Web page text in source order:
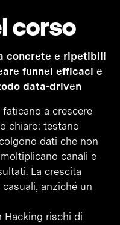
corso
concrete e ripetibili
funnel efficaci e
data-driven
a crescere
chiaro: testano
dati che non
canali e
La crescita
anziché un
Hacking rischi di